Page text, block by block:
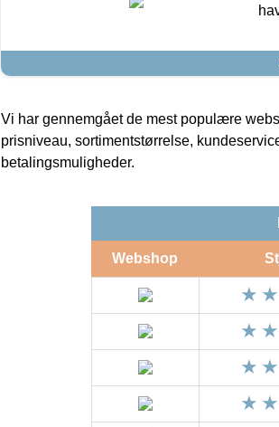
Vi har gennemgået de mest populære
prisniveau, sortimentstørrelse,
betalingsmuligheder.
Webshop